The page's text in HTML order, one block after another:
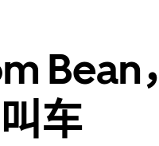
Bean，
车